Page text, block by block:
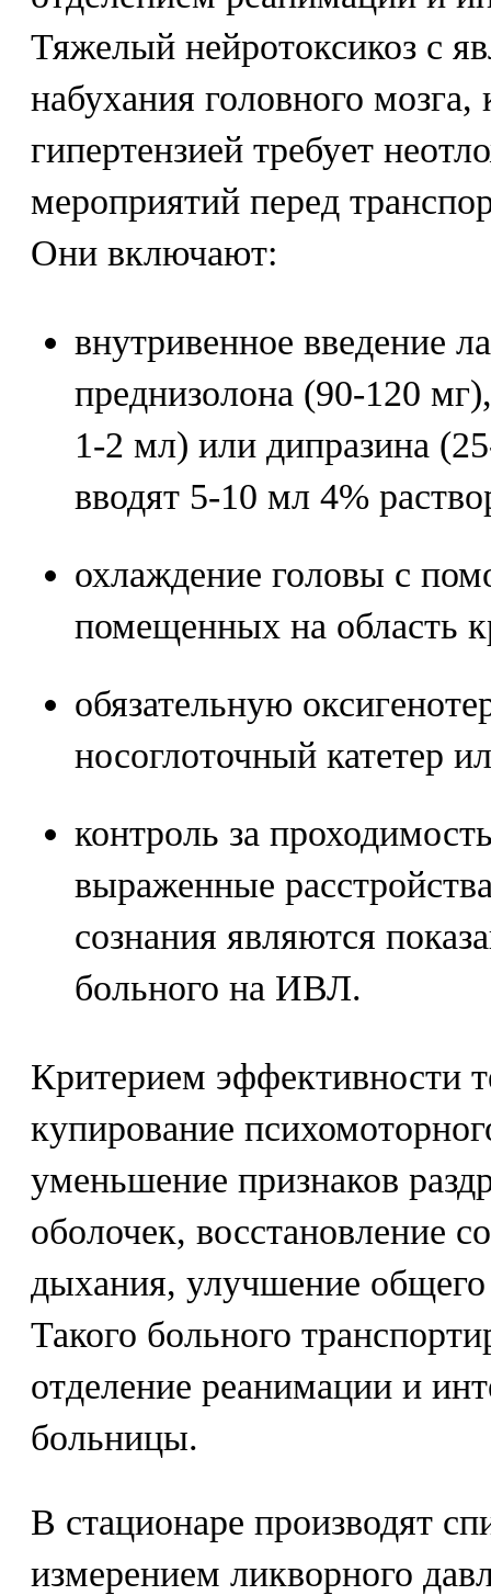
Тяжелый нейротоксикоз с
набухания головного
гипертензией требует
мероприятий перед
Они включают:
внутривенное введение
преднизолона (90-120
1-2 мл) или дипразина
вводят 5-10 мл 4%
охлаждение головы с
помещенных на область
обязательную
носоглоточный катетер
контроль за
выраженные
сознания являются
больного на ИВЛ.
Критерием эффективности
купирование
уменьшение признаков
оболочек, восстановление
дыхания, улучшение общего
Такого больного
отделение реанимации и
больницы.
В стационаре производят
измерением ликворного